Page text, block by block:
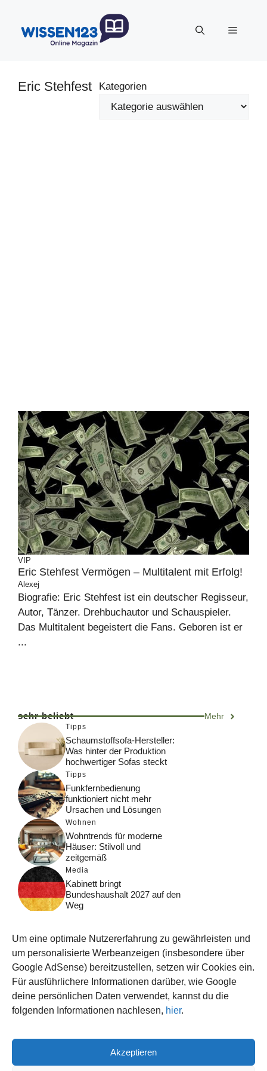
Um eine optimale Nutzererfahrung zu gewährleisten und
um personalisierte Werbeanzeigen (insbesondere über
Google AdSense) bereitzustellen, setzen wir Cookies ein.
Für ausführlichere Informationen darüber, wie Google
deine persönlichen Daten verwendet, kannst du die
folgenden Informationen nachlesen, hier.
Akzeptieren
springen
Menü
Eric Stehfest Kategorien
VIP
Eric Stehfest Vermögen – Multitalent mit Erfolg!
Alexej
Biografie: Eric Stehfest ist ein deutscher Regisseur,
Autor, Tänzer. Drehbuchautor und Schauspieler.
Das Multitalent begeistert die Fans. Geboren ist er
...
sehr beliebt Mehr
Tipps
Schaumstoffsofa-Hersteller:
Was hinter der Produktion
hochwertiger Sofas steckt
Tipps
Funkfernbedienung
funktioniert nicht mehr
Ursachen und Lösungen
Wohnen
Wohntrends für moderne
Häuser: Stilvoll und
zeitgemäß
Media
Kabinett bringt
Bundeshaushalt 2027 auf den
Weg
Funktionsweise, Prozesse
und Rankinglogik
Computer
Wieso habe ich im moment
kein Internet?
© 2026 WISSEN123.DE
IMPRESSUM